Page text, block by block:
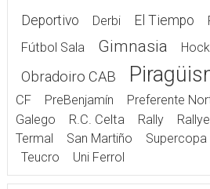
Deportivo Derbi El Tiempo
Fútbol Sala Gimnasia
Obradoiro CAB
CF
PreBenjamín Preferente
Galego
R.C. Celta Rally Rallye
Termal
San Martiño Supercopa
Teucro
Uni Ferrol